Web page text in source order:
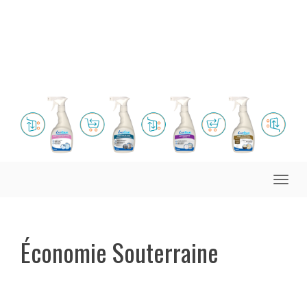
Toggle
Économie Souterraine